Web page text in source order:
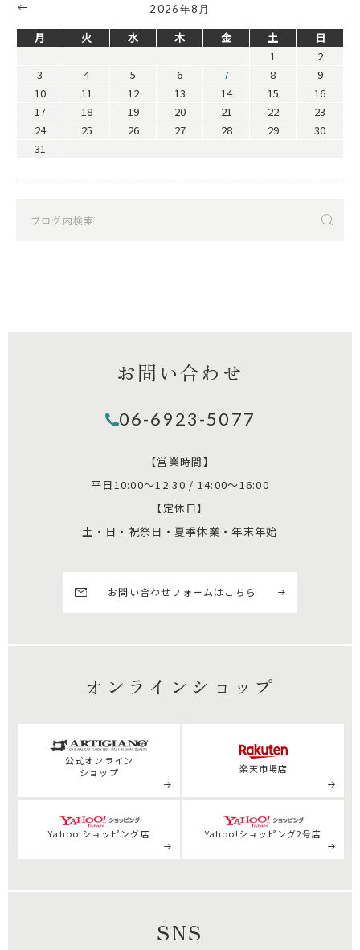
2026年8月
月 火 水 木 金 土
日
1
2
3
4 5 6 7 8
9
10
11 12 13 14 15
16
17
18 19 20 21 22
23
24
25 26 27 28 29
30
31
お問い合わせ
06-6923-5077
【営業時間】
平日10:00～12:30 / 14:00～16:00
【定休日】
土・日・祝祭日・夏季休業・年末年始
お問い合わせフォームはこちら
オンラインショップ
公式オンライン
ショップ
楽天市場店
Yahoo!ショッピング店 Yahoo!ショッピング2号店
SNS